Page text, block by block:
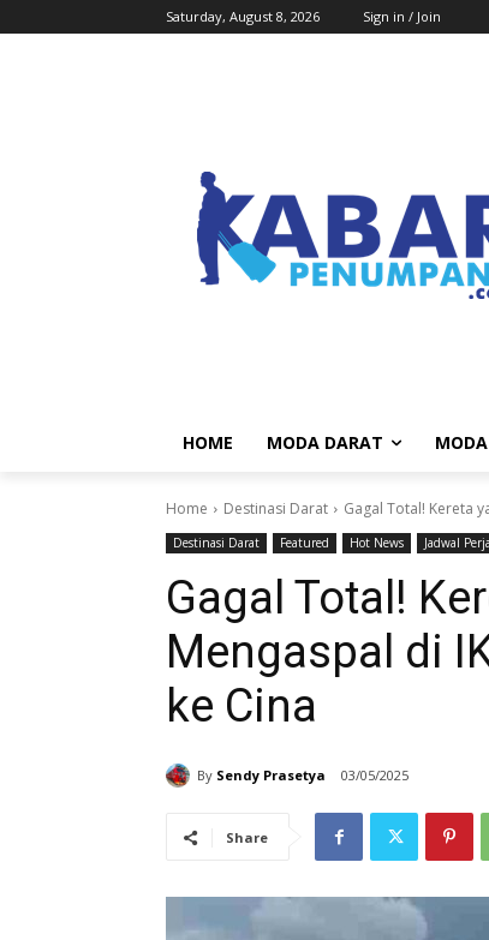
Saturday, August 8, 2026 Sign in / Join
HOME MODA DARAT
Home Destinasi Darat Gagal Total! Kereta
Destinasi Darat Featured Hot News Jadwal
Gagal Total!
Mengaspal di
ke Cina
By Sendy Prasetya 03/05/2025
Share